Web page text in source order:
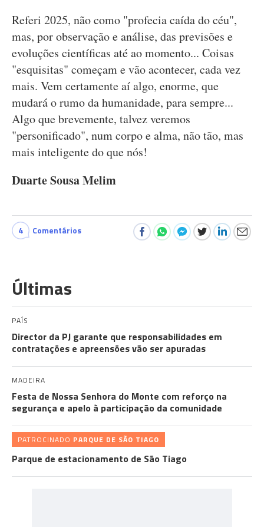
Referi 2025, não como "profecia caída do céu",
mas, por observação e análise, das previsões e
evoluções científicas até ao momento... Coisas
"esquisitas" começam e vão acontecer, cada vez
mais. Vem certamente aí algo, enorme, que
mudará o rumo da humanidade, para sempre...
Algo que brevemente, talvez veremos
"personificado", num corpo e alma, não tão, mas
mais inteligente do que nós!
Duarte Sousa Melim
4 Comentários
Últimas
PAÍS
Director da PJ garante que responsabilidades em
contratações e apreensões vão ser apuradas
MADEIRA
Festa de Nossa Senhora do Monte com reforço na
segurança e apelo à participação da comunidade
PATROCINADO PARQUE DE SÃO TIAGO
Parque de estacionamento de São Tiago